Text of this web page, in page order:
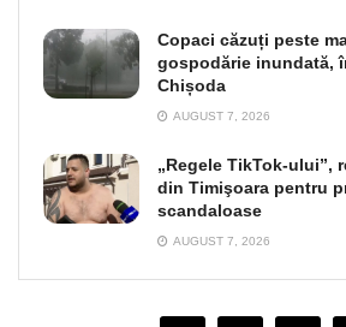
Copaci căzuți peste
gospodărie inundată,
Chișoda
AUGUST 7, 2026
„Regele TikTok-ului”,
din Timişoara pentru
scandaloase
AUGUST 7, 2026